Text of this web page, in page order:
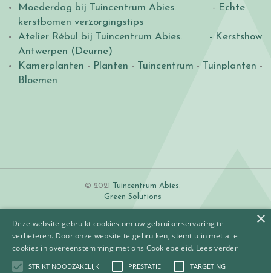
Moederdag bij Tuincentrum Abies. - Echte
kerstbomen verzorgingstips
Atelier Rébul bij Tuincentrum Abies.
- Kerstshow
Antwerpen (Deurne)
Kamerplanten - Planten - Tuincentrum - Tuinplanten -
Bloemen
© 2021 Tuincentrum Abies.
Green Solutions
×
Deze website gebruikt cookies om uw gebruikerservaring te
verbeteren. Door onze website te gebruiken, stemt u in met alle
cookies in overeenstemming met ons Cookiebeleid. Lees verder
STRIKT NOODZAKELIJK PRESTATIE TARGETING